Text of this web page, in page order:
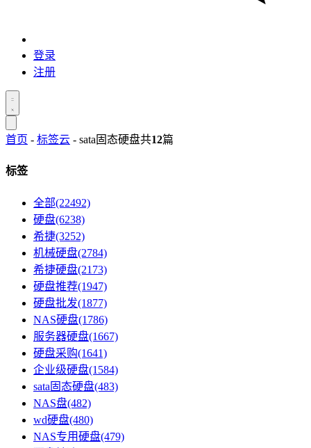
登录
注册
首页 - 标签云 - sata固态硬盘共12篇
标签
全部(22492)
硬盘(6238)
希捷(3252)
机械硬盘(2784)
希捷硬盘(2173)
硬盘推荐(1947)
硬盘批发(1877)
NAS硬盘(1786)
服务器硬盘(1667)
硬盘采购(1641)
企业级硬盘(1584)
sata固态硬盘(483)
NAS盘(482)
wd硬盘(480)
NAS专用硬盘(479)